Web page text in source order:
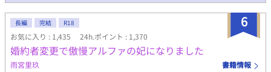
6
長編 完結 R18
お気に入り : 1,435 24h.ポイント : 1,370
婚約者変更で傲慢アルファの妃になりました
雨宮里玖 書籍情報